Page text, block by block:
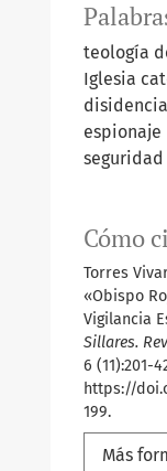
teología
Iglesia
espionaje
Cómo
Torres
«Obispo
Vigilancia
Sillares.
6 (11):201-
https://
199.
Más